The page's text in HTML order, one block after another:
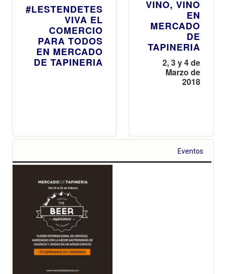
#LESTENDETES
VIVA EL
COMERCIO
PARA TODOS
EN MERCADO
DE TAPINERIA
VINO, VINO
EN
MERCADO
DE
TAPINERIA
2, 3 y 4 de
Marzo de
2018
Eventos